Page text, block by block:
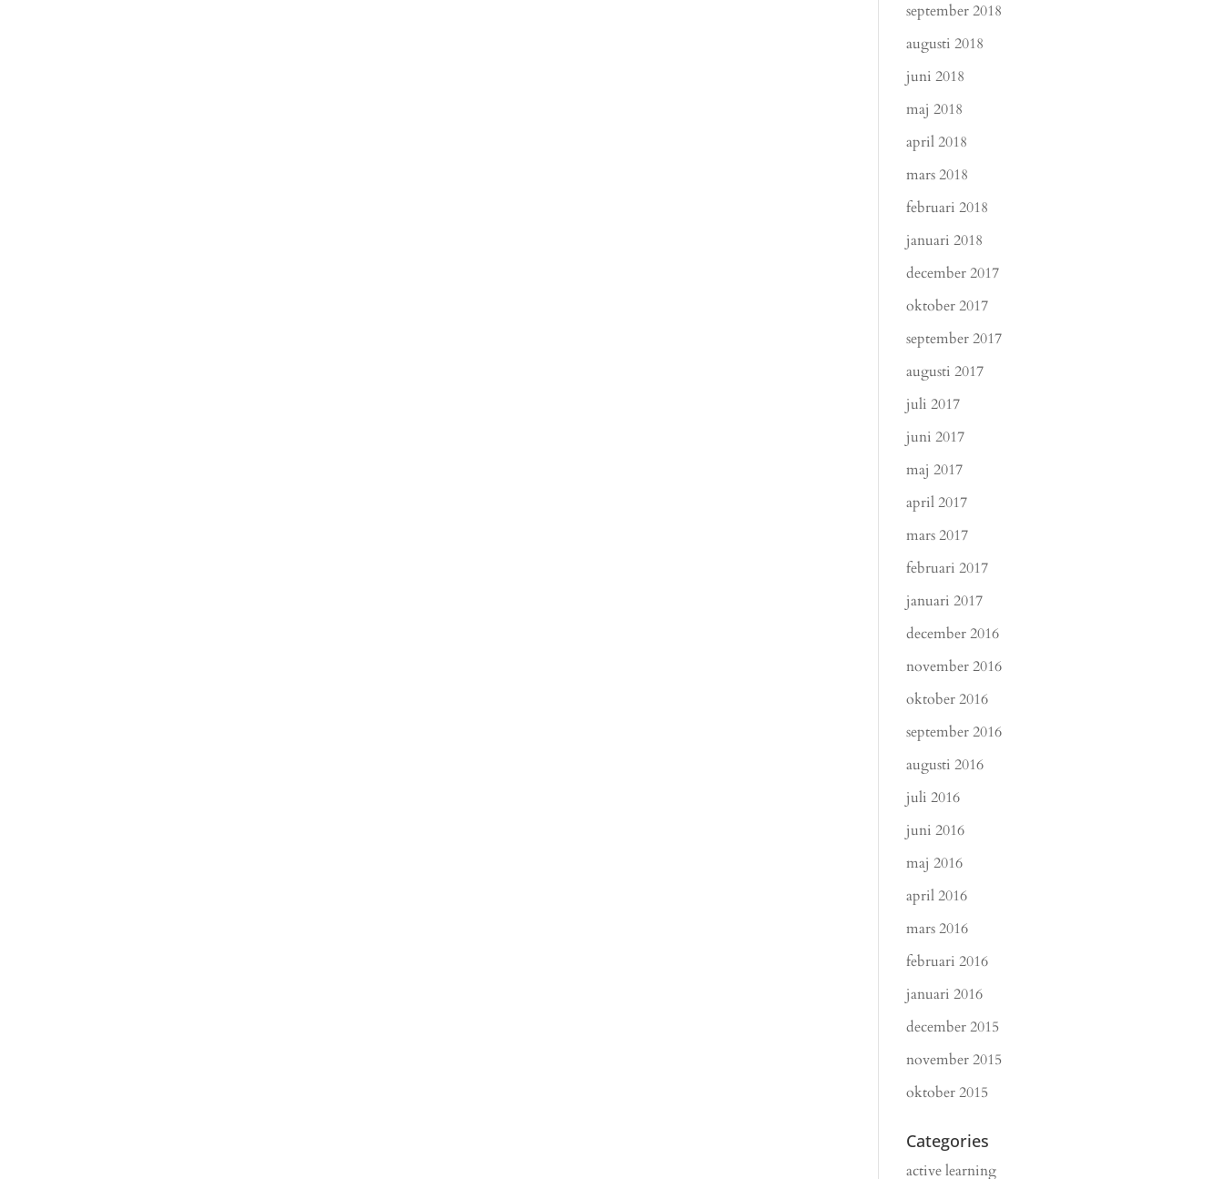
september 2018
augusti 2018
juni 2018
maj 2018
april 2018
mars 2018
februari 2018
januari 2018
december 2017
oktober 2017
september 2017
augusti 2017
juli 2017
juni 2017
maj 2017
april 2017
mars 2017
februari 2017
januari 2017
december 2016
november 2016
oktober 2016
september 2016
augusti 2016
juli 2016
juni 2016
maj 2016
april 2016
mars 2016
februari 2016
januari 2016
december 2015
november 2015
oktober 2015
Categories
active learning